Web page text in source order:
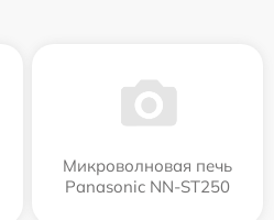
Микроволновая печь
Panasonic NN-ST250